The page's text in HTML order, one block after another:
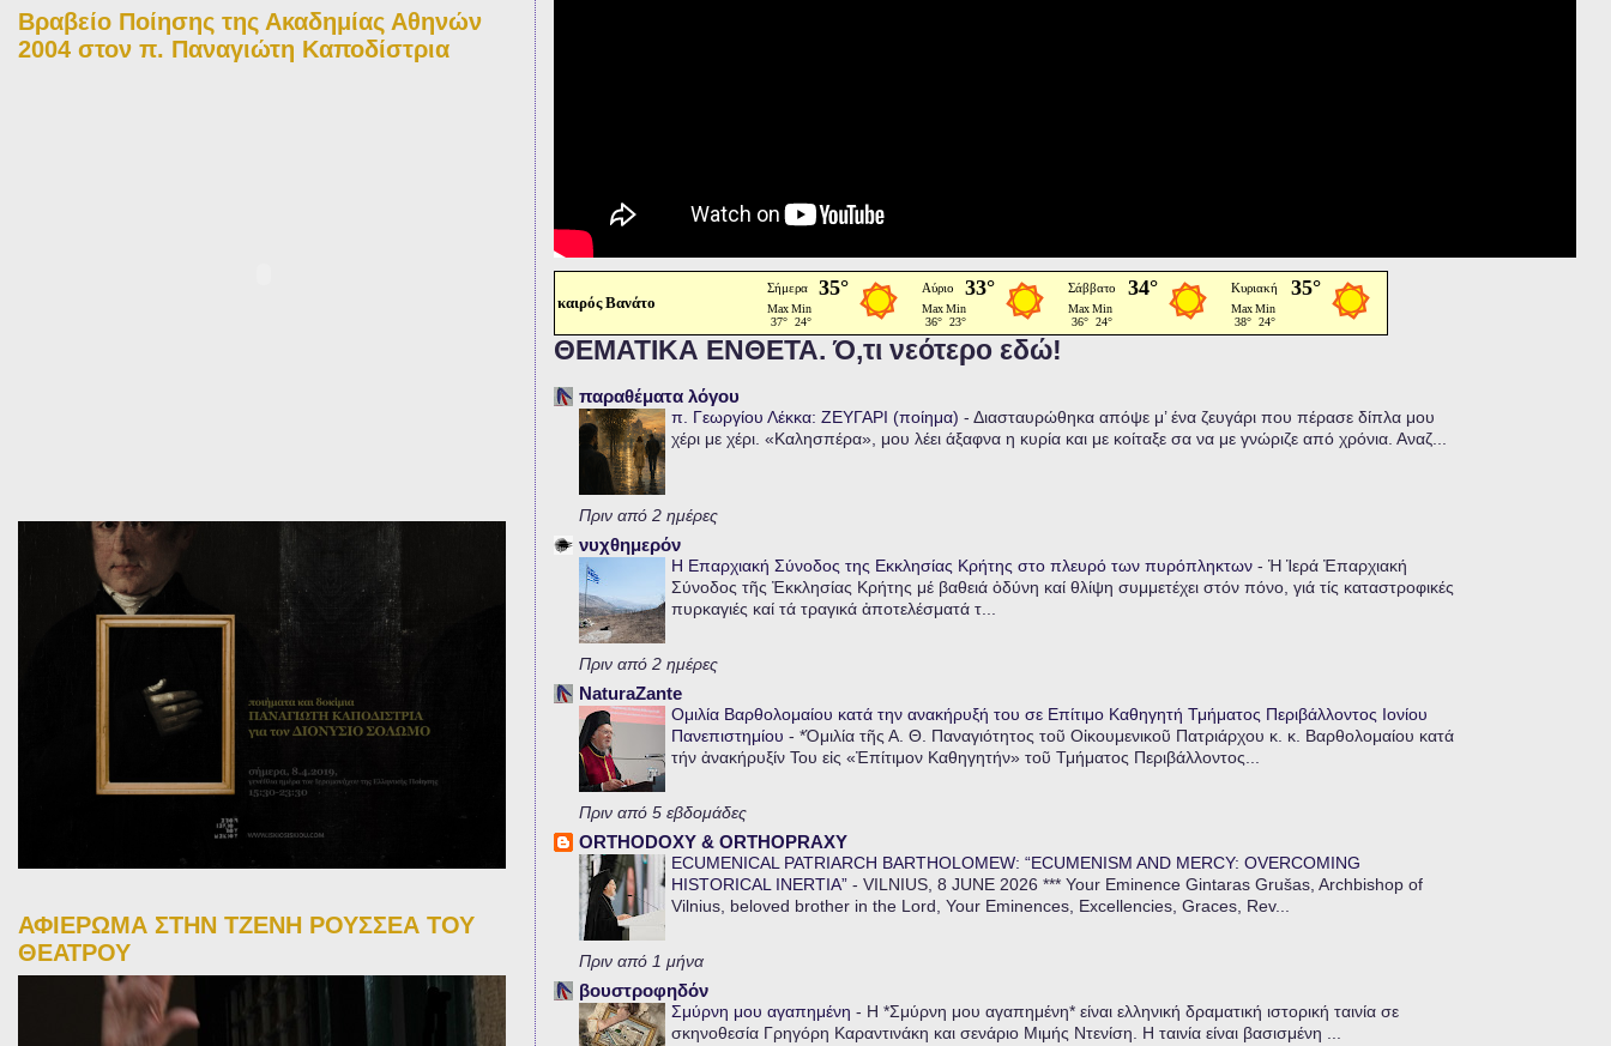
καιρός Βανάτο
ΘΕΜΑΤΙΚΑ ΕΝΘΕΤΑ. Ό,τι νεότερο εδώ!
παραθέματα λόγου
π. Γεωργίου Λέκκα: ΖΕΥΓΑΡΙ (ποίημα) - Διασταυρώθηκα απόψε μ’ ένα ζευγάρι που πέρασε δίπλα μου
χέρι με χέρι. «Καλησπέρα», μου λέει άξαφνα η κυρία και με κοίταξε σα να με γνώριζε από χρόνια. Αναζ...
Πριν από 2 ημέρες
νυχθημερόν
Η Επαρχιακή Σύνοδος της Εκκλησίας Κρήτης στο πλευρό των πυρόπληκτων - Ἡ Ἱερά Ἐπαρχιακή
Σύνοδος τῆς Ἐκκλησίας Κρήτης μέ βαθειά ὀδύνη καί θλίψη συμμετέχει στόν πόνο, γιά τίς καταστροφικές
πυρκαγιές καί τά τραγικά ἀποτελέσματά τ...
Πριν από 2 ημέρες
NaturaZante
Ομιλία Βαρθολομαίου κατά την ανακήρυξή του σε Επίτιμο Καθηγητή Τμήματος Περιβάλλοντος Ιονίου
Πανεπιστημίου - *Ὁμιλία τῆς Α. Θ. Παναγιότητος τοῦ Οἰκουμενικοῦ Πατριάρχου κ. κ. Βαρθολομαίου κατά
τήν ἀνακήρυξίν Του εἰς «Ἐπίτιμον Καθηγητήν» τοῦ Τμήματος Περιβάλλοντος...
Πριν από 5 εβδομάδες
ORTHODOXY & ORTHOPRAXY
ECUMENICAL PATRIARCH BARTHOLOMEW: “ECUMENISM AND MERCY: OVERCOMING
HISTORICAL INERTIA” - VILNIUS, 8 JUNE 2026 *** Your Eminence Gintaras Grušas, Archbishop of
Vilnius, beloved brother in the Lord, Your Eminences, Excellencies, Graces, Rev...
Πριν από 1 μήνα
βουστροφηδόν
Σμύρνη μου αγαπημένη - Η *Σμύρνη μου αγαπημένη* είναι ελληνική δραματική ιστορική ταινία σε
σκηνοθεσία Γρηγόρη Καραντινάκη και σενάριο Μιμής Ντενίση. Η ταινία είναι βασισμένη ...
Βραβείο Ποίησης της Ακαδημίας Αθηνών
2004 στον π. Παναγιώτη Καποδίστρια
ΑΦΙΕΡΩΜΑ ΣΤΗΝ ΤΖΕΝΗ ΡΟΥΣΣΕΑ ΤΟΥ
ΘΕΑΤΡΟΥ